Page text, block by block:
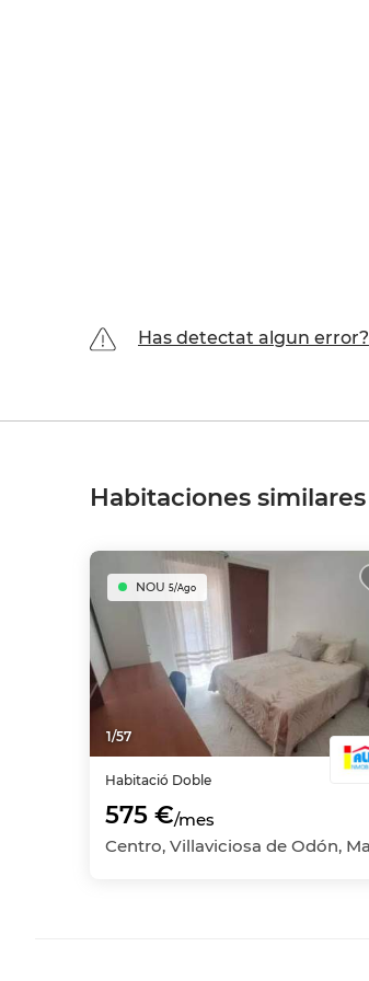
Has detectat algun error?
Habitaciones similares
1/57
NOU 5/Ago
Habitació Doble
575 €/mes